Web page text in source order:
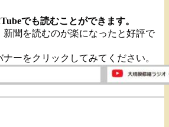
でも読むことができます。
聞を読むのが楽になったと好評で
ーをクリックしてみてください。